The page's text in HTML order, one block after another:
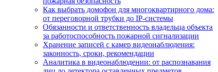
Как выбрать домофон для многоквартирного дома:
от переговорной трубки до IP-системы
Обязанности и ответственность владельца объекта
за работоспособность пожарной сигнализации
Хранение записей с камер видеонаблюдения:
законность, сроки, рекомендации
Аналитика в видеонаблюдении: от распознавания